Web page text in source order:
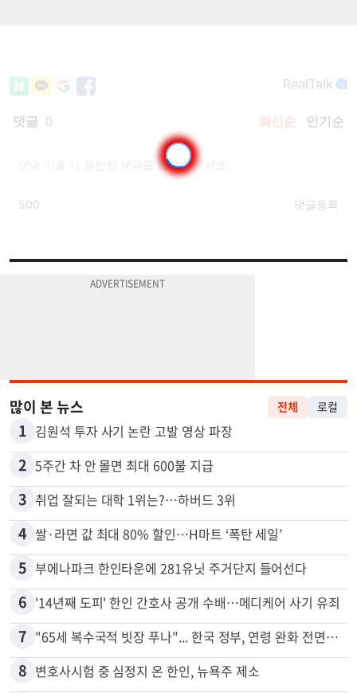
많이 본 뉴스 전체 로컬
1 김원석 투자 사기 논란 고발 영상 파장
2 5주간 차 안 몰면 최대 600불 지급
3 취업 잘되는 대학 1위는?…하버드 3위
4 쌀·라면 값 최대 80% 할인…H마트 ‘폭탄 세일’
5 부에나파크 한인타운에 281유닛 주거단지 들어선다
6 '14년째 도피' 한인 간호사 공개 수배…메디케어 사기 유죄
7 "65세 복수국적 빗장 푸나"... 한국 정부, 연령 완화 전면 추진
8 변호사시험 중 심정지 온 한인, 뉴욕주 제소